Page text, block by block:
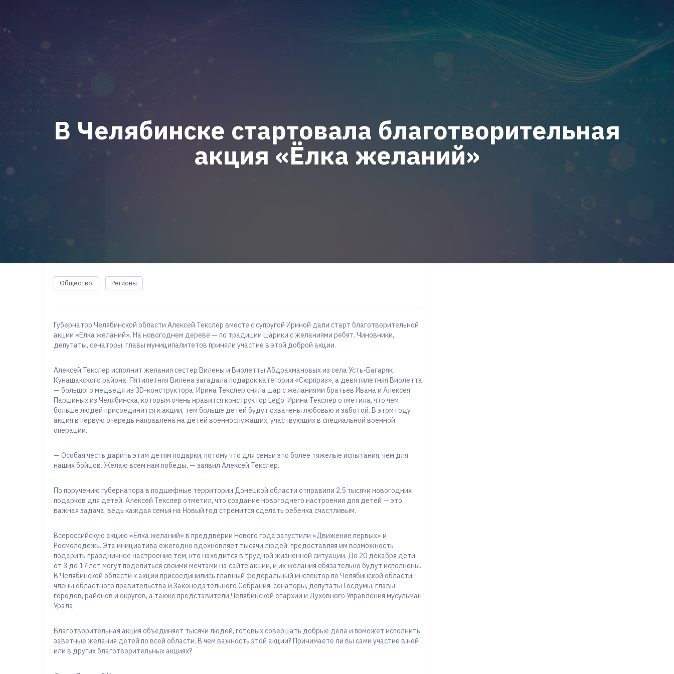
В Челябинске стартовала благотворительная
акция «Ёлка желаний»
Общество Регионы
Губернатор Челябинской области Алексей Текслер вместе с супругой Ириной дали старт благотворительной
акции «Елка желаний». На новогоднем дереве — по традиции шарики с желаниями ребят. Чиновники,
депутаты, сенаторы, главы муниципалитетов приняли участие в этой доброй акции.
Алексей Текслер исполнит желания сестер Вилены и Виолетты Абдрахмановых из села Усть-Багаряк
Кунашакского района. Пятилетняя Вилена загадала подарок категории «Сюрприз», а девятилетняя Виолетта
— большого медведя из 3D-конструктора. Ирина Текслер сняла шар с желаниями братьев Ивана и Алексея
Паршиных из Челябинска, которым очень нравится конструктор Lego. Ирина Текслер отметила, что чем
больше людей присоединится к акции, тем больше детей будут охвачены любовью и заботой. В этом году
акция в первую очередь направлена на детей военнослужащих, участвующих в специальной военной
операции.
— Особая честь дарить этим детям подарки, потому что для семьи это более тяжелые испытания, чем для
наших бойцов. Желаю всем нам победы, — заявил Алексей Текслер.
По поручению губернатора в подшефные территории Донецкой области отправили 2,5 тысячи новогодних
подарков для детей. Алексей Текслер отметил, что создание новогоднего настроения для детей — это
важная задача, ведь каждая семья на Новый год стремится сделать ребенка счастливым.
Всероссийскую акцию «Елка желаний» в преддверии Нового года запустили «Движение первых» и
Росмолодежь. Эта инициатива ежегодно вдохновляет тысячи людей, предоставляя им возможность
подарить праздничное настроение тем, кто находится в трудной жизненной ситуации. До 20 декабря дети
от 3 до 17 лет могут поделиться своими мечтами на сайте акции, и их желания обязательно будут исполнены.
В Челябинской области к акции присоединились главный федеральный инспектор по Челябинской области,
члены областного правительства и Законодательного Собрания, сенаторы, депутаты Госдумы, главы
городов, районов и округов, а также представители Челябинской епархии и Духовного Управления мусульман
Урала.
Благотворительная акция объединяет тысячи людей, готовых совершать добрые дела и поможет исполнить
заветные желания детей по всей области. В чем важность этой акции? Принимаете ли вы сами участие в ней
или в других благотворительных акциях?